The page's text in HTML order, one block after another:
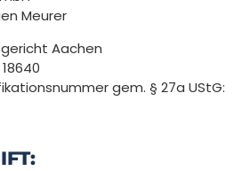
Meurer
Aachen
gem. § 27a UStG: